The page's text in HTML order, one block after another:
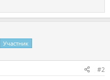
Участник
#2